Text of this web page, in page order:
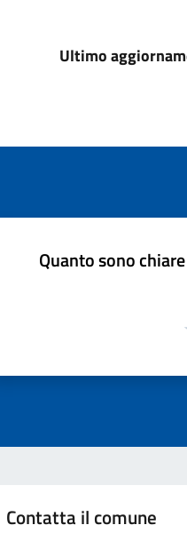
Ultimo
Quanto sono
Contatta il comune